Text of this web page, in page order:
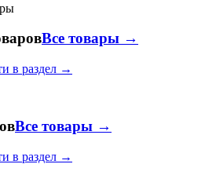
Все товары →
в раздел →
Все товары →
в раздел →